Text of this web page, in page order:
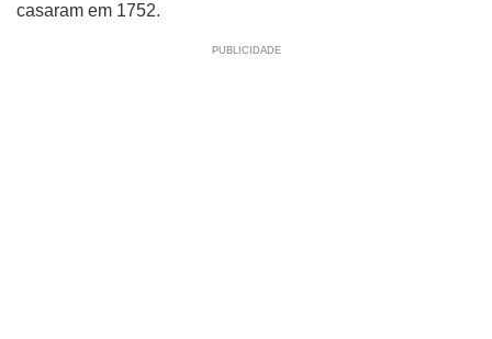
casaram em 1752.